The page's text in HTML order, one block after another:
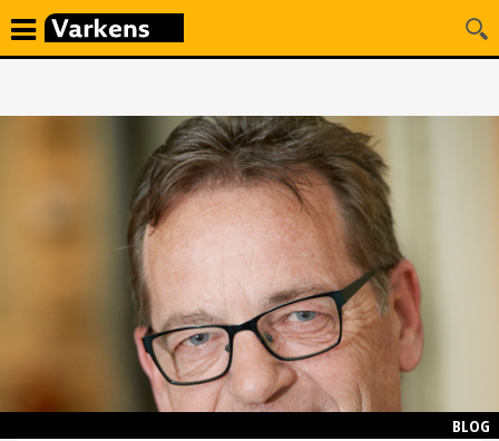
BLOG